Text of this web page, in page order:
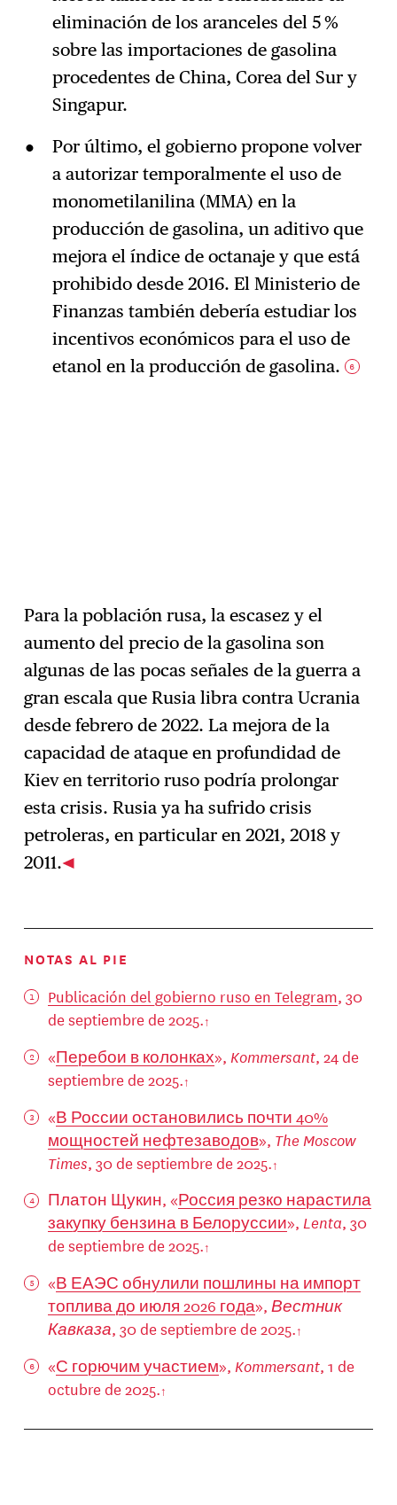
eliminación de los aranceles del 5 %
sobre las importaciones de gasolina
procedentes de China, Corea del Sur y
Singapur.
Por último, el gobierno propone volver
a autorizar temporalmente el uso de
monometilanilina (MMA) en la
producción de gasolina, un aditivo que
mejora el índice de octanaje y que está
prohibido desde 2016. El Ministerio de
Finanzas también debería estudiar los
incentivos económicos para el uso de
etanol en la producción de gasolina.
6
Para la población rusa, la escasez y el
aumento del precio de la gasolina son
algunas de las pocas señales de la guerra a
gran escala que Rusia libra contra Ucrania
desde febrero de 2022. La mejora de la
capacidad de ataque en profundidad de
Kiev en territorio ruso podría prolongar
esta crisis. Rusia ya ha sufrido crisis
petroleras, en particular en 2021, 2018 y
2011.
NOTAS AL PIE
Publicación del gobierno ruso en Telegram, 30
de septiembre de 2025.
«Перебои в колонках», Kommersant, 24 de
septiembre de 2025.
«В России остановились почти 40%
мощностей нефтезаводов», The Moscow
Times, 30 de septiembre de 2025.
Платон Щукин, «Россия резко нарастила
закупку бензина в Белоруссии», Lenta, 30
de septiembre de 2025.
«В ЕАЭС обнулили пошлины на импорт
топлива до июля 2026 года», Вестник
Кавказа, 30 de septiembre de 2025.
«С горючим участием», Kommersant, 1 de
octubre de 2025.